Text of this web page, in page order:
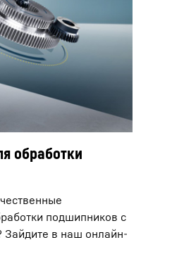
обработки
подшипников с
Зайдите в наш онлайн-